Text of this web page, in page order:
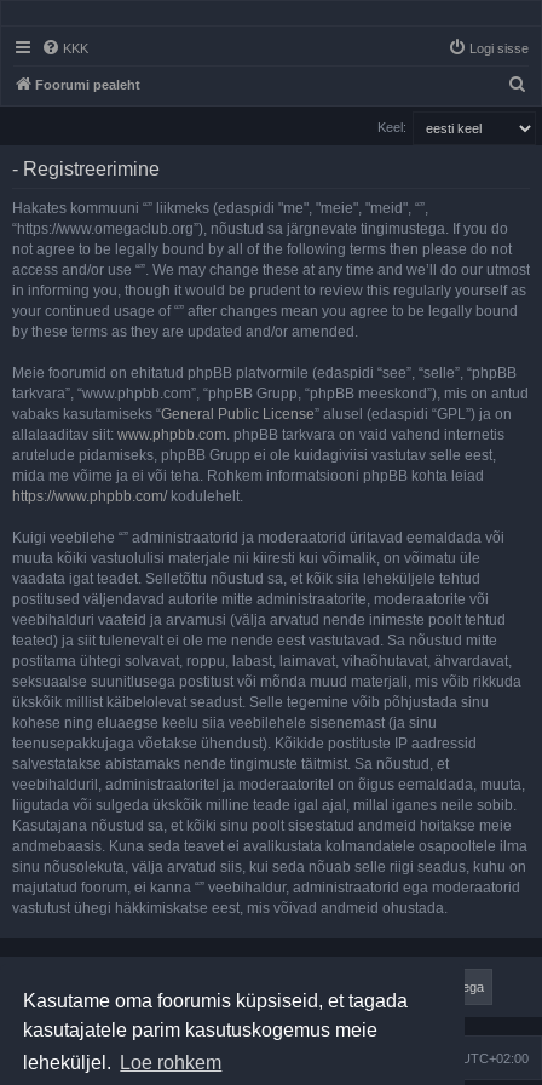
Kasutame oma foorumis küpsiseid, et tagada
kasutajatele parim kasutuskogemus meie
leheküljel.
Loe rohkem
KKK Logi sisse
Foorumi pealeht
Keel:
- Registreerimine
Hakates kommuuni “” liikmeks (edaspidi "me", "meie", "meid", “”,
“https://www.omegaclub.org”), nõustud sa järgnevate tingimustega. If you do
not agree to be legally bound by all of the following terms then please do not
access and/or use “”. We may change these at any time and we’ll do our utmost
in informing you, though it would be prudent to review this regularly yourself as
your continued usage of “” after changes mean you agree to be legally bound
by these terms as they are updated and/or amended.
Meie foorumid on ehitatud phpBB platvormile (edaspidi “see”, “selle”, “phpBB
tarkvara”, “www.phpbb.com”, “phpBB Grupp, “phpBB meeskond”), mis on antud
vabaks kasutamiseks “General Public License” alusel (edaspidi “GPL”) ja on
allalaaditav siit: www.phpbb.com. phpBB tarkvara on vaid vahend internetis
arutelude pidamiseks, phpBB Grupp ei ole kuidagiviisi vastutav selle eest,
mida me võime ja ei või teha. Rohkem informatsiooni phpBB kohta leiad
https://www.phpbb.com/ kodulehelt.
Kuigi veebilehe “” administraatorid ja moderaatorid üritavad eemaldada või
muuta kõiki vastuolulisi materjale nii kiiresti kui võimalik, on võimatu üle
vaadata igat teadet. Selletõttu nõustud sa, et kõik siia leheküljele tehtud
postitused väljendavad autorite mitte administraatorite, moderaatorite või
veebihalduri vaateid ja arvamusi (välja arvatud nende inimeste poolt tehtud
teated) ja siit tulenevalt ei ole me nende eest vastutavad. Sa nõustud mitte
postitama ühtegi solvavat, roppu, labast, laimavat, vihaõhutavat, ähvardavat,
seksuaalse suunitlusega postitust või mõnda muud materjali, mis võib rikkuda
ükskõik millist käibelolevat seadust. Selle tegemine võib põhjustada sinu
kohese ning eluaegse keelu siia veebilehele sisenemast (ja sinu
teenusepakkujaga võetakse ühendust). Kõikide postituste IP aadressid
salvestatakse abistamaks nende tingimuste täitmist. Sa nõustud, et
veebihalduril, administraatoritel ja moderaatoritel on õigus eemaldada, muuta,
liigutada või sulgeda ükskõik milline teade igal ajal, millal iganes neile sobib.
Kasutajana nõustud sa, et kõiki sinu poolt sisestatud andmeid hoitakse meie
andmebaasis. Kuna seda teavet ei avalikustata kolmandatele osapooltele ilma
sinu nõusolekuta, välja arvatud siis, kui seda nõuab selle riigi seadus, kuhu on
majutatud foorum, ei kanna “” veebihaldur, administraatorid ega moderaatorid
vastutust ühegi häkkimiskatse eest, mis võivad andmeid ohustada.
Foorumi pealeht UTC+02:00